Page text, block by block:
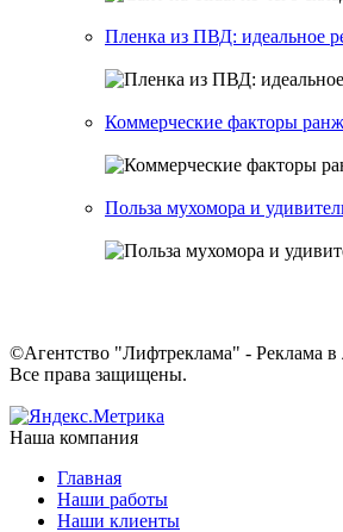
Пленка из ПВД: идеальное
Коммерческие факторы
Польза мухомора и
©Агентство "Лифтреклама" - Реклама в
Все права защищены.
Наша компания
Главная
Наши работы
Наши клиенты